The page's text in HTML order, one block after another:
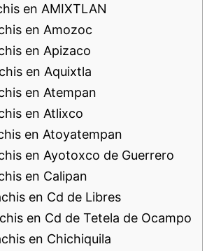
en AMIXTLAN
en Amozoc
en Apizaco
en Aquixtla
en Atempan
en Atlixco
en Atoyatempan
en Ayotoxco de Guerrero
en Calipan
en Cd de Libres
en Cd de Tetela de Ocampo
en Chichiquila